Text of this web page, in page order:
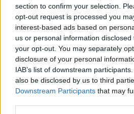
section to confirm your selection.
opt-out request is processed you
interest-based ads based on
us or personal information
your opt-out. You may separately
disclosure of your personal
IAB’s list of downstream
also be disclosed by us to third
Downstream Participants that may
Peterson előadására, aki csak
miután lejátsszák a számot,
Carnegie Hallban. Csak nem
zuhanás után tériszonya lett,
alapban nem szereti elhagyni
Jön az új rendszer, új zenék, és
egy olyan ember tiltja
korábban játszotta őket.